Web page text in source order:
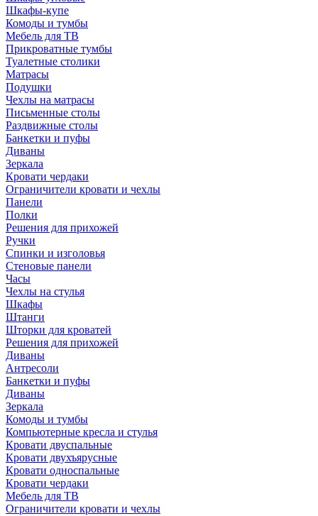
Шкафы-купе
Комоды и тумбы
Мебель для ТВ
Прикроватные тумбы
Туалетные столики
Матрасы
Подушки
Чехлы на матрасы
Письменные столы
Раздвижные столы
Банкетки и пуфы
Диваны
Зеркала
Кровати чердаки
Ограничители кровати и чехлы
Панели
Полки
Решения для прихожей
Ручки
Спинки и изголовья
Стеновые панели
Часы
Чехлы на стулья
Шкафы
Штанги
Шторки для кроватей
Решения для прихожей
Диваны
Антресоли
Банкетки и пуфы
Диваны
Зеркала
Комоды и тумбы
Компьютерные кресла и стулья
Кровати двуспальные
Кровати двухъярусные
Кровати односпальные
Кровати чердаки
Мебель для ТВ
Ограничители кровати и чехлы